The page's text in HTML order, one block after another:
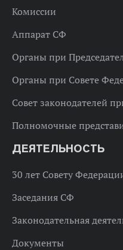
Комиссии
Аппарат СФ
Органы при
Органы при Совете
Совет законодателей
Полномочные
ДЕЯТЕЛЬНОСТЬ
30 лет Совету
Заседания СФ
Законодательная
Документы